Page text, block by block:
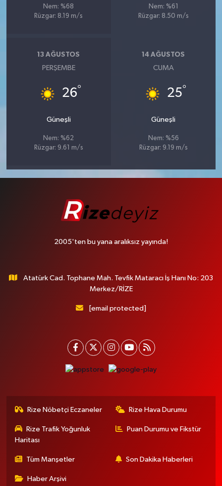
Nem: %68
Rüzgar: 8.19 m/s
Nem: %61
Rüzgar: 8.50 m/s
13 AĞUSTOS
PERŞEMBE
26°
Güneşli
Nem: %62
Rüzgar: 9.61 m/s
14 AĞUSTOS
CUMA
25°
Güneşli
Nem: %56
Rüzgar: 9.19 m/s
2005'ten bu yana aralıksız yayında!
Atatürk Cad. Tophane Mah. Tevfik Mataracı İş Hanı No: 203
Merkez/RİZE
[email protected]
Rize Nöbetçi Eczaneler Rize Hava Durumu
Rize Trafik Yoğunluk
Haritası
Puan Durumu ve Fikstür
Tüm Manşetler Son Dakika Haberleri
Haber Arşivi